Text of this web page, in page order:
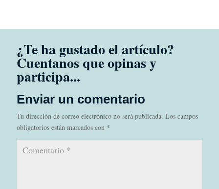
Enviar un comentario
Tu dirección de correo electrónico no será publicada. Los campos
obligatorios están marcados con *